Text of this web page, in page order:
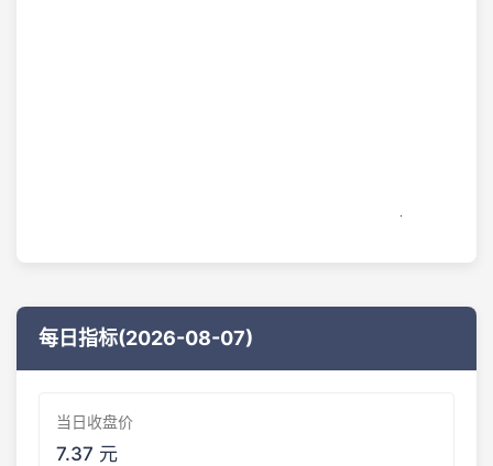
每日指标(2026-08-07)
当日收盘价
7.37 元